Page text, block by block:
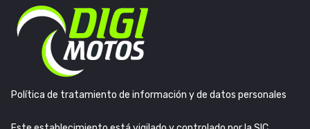
Política de tratamiento de información y de datos personales